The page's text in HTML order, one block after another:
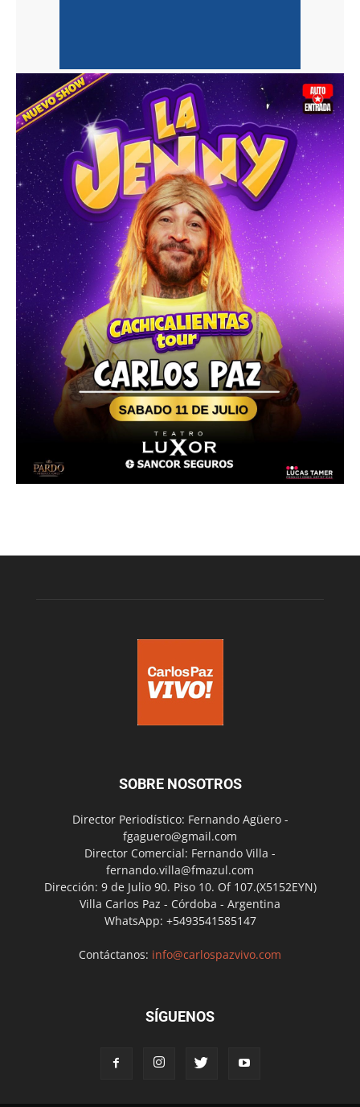
SOBRE NOSOTROS
Director Periodístico: Fernando Agüero -
fgaguero@gmail.com
Director Comercial: Fernando Villa -
fernando.villa@fmazul.com
Dirección: 9 de Julio 90. Piso 10. Of 107.(X5152EYN)
Villa Carlos Paz - Córdoba - Argentina
WhatsApp: +5493541585147
Contáctanos: info@carlospazvivo.com
SÍGUENOS